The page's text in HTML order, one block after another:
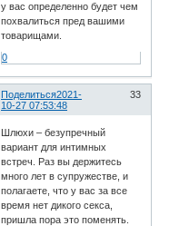
у вас определенно будет чем
похвалиться пред вашими
товарищами.
0
Поделиться 33
2021-
10-27 07:53:48
Шлюхи – безупречный
вариант для интимных
встреч. Раз вы держитесь
много лет в супружестве, и
полагаете, что у вас за все
время нет дикого секса,
пришла пора это поменять.